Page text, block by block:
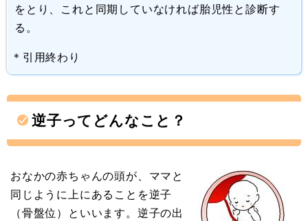
をとり、これと同期していなければ胎児性と診断す
る。
＊引用終わり
逆子ってどんなこと？
おなかの赤ちゃんの頭が、ママと
同じように上にあることを逆子
（骨盤位）といいます。逆子の出